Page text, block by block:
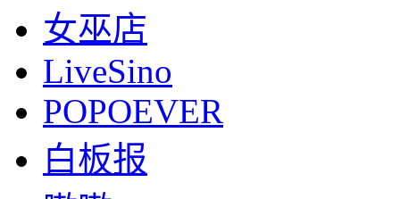
女巫店
LiveSino
POPOEVER
白板报